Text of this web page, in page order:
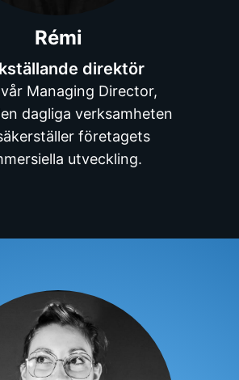
Rémi
direktör
Managing Director,
dagliga verksamheten
företagets
utveckling.